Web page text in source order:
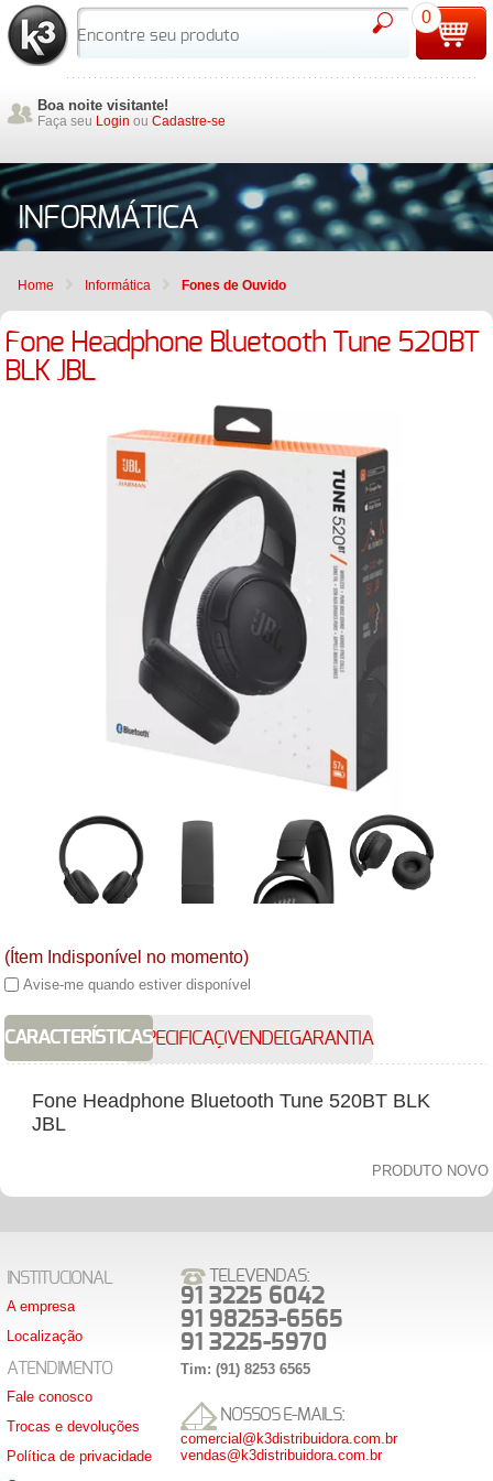
Boa noite visitante!
Faça seu Login ou Cadastre-se
0
INFORMÁTICA
Home Informática Fones de Ouvido
Fone Headphone Bluetooth Tune 520BT
BLK JBL
(Ítem Indisponível no momento)
Avise-me quando estiver disponível
CARACTERÍSTICASESPECIFICAÇÕESVENDEDORGARANTIA
Fone Headphone Bluetooth Tune 520BT BLK
JBL
PRODUTO NOVO
INSTITUCIONAL
A empresa
Localização
ATENDIMENTO
Fale conosco
Trocas e devoluções
Política de privacidade
TELEVENDAS:
91 3225 6042
91 98253-6565
91 3225-5970
Tim: (91) 8253 6565
NOSSOS E-MAILS:
comercial@k3distribuidora.com.br
vendas@k3distribuidora.com.br